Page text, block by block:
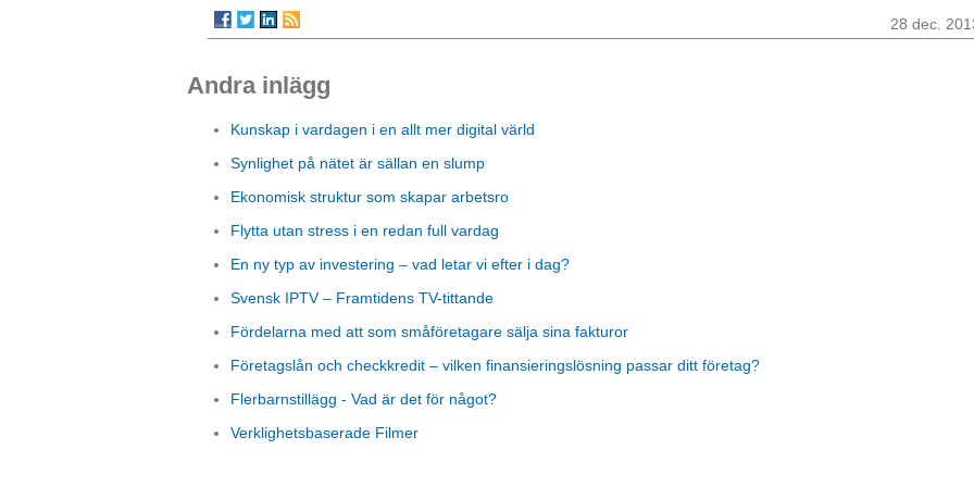
28 dec.
Andra inlägg
Kunskap i vardagen i en allt mer digital värld
Synlighet på nätet är sällan en slump
Ekonomisk struktur som skapar arbetsro
Flytta utan stress i en redan full vardag
En ny typ av investering – vad letar vi efter i dag?
Svensk IPTV – Framtidens TV-tittande
Fördelarna med att som småföretagare sälja sina fakturor
Företagslån och checkkredit – vilken finansieringslösning passar ditt företag?
Flerbarnstillägg - Vad är det för något?
Verklighetsbaserade Filmer